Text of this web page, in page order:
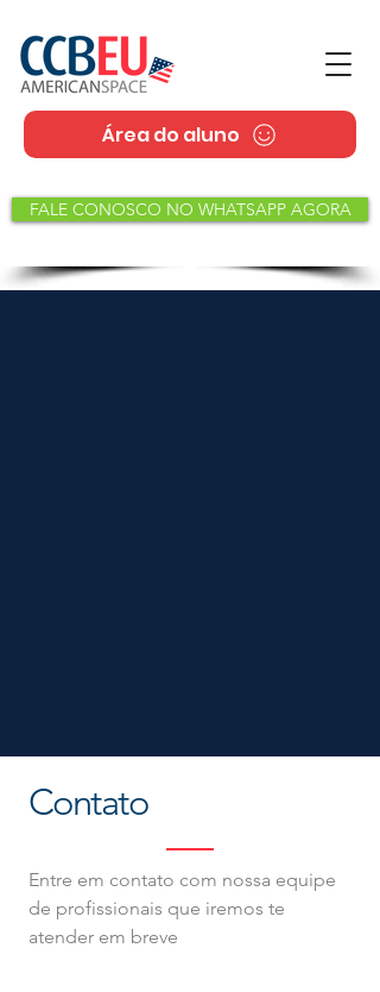
Área do aluno
FALE CONOSCO NO WHATSAPP AGORA
Contato
Entre em contato com nossa equipe
de profissionais que iremos te
atender em breve